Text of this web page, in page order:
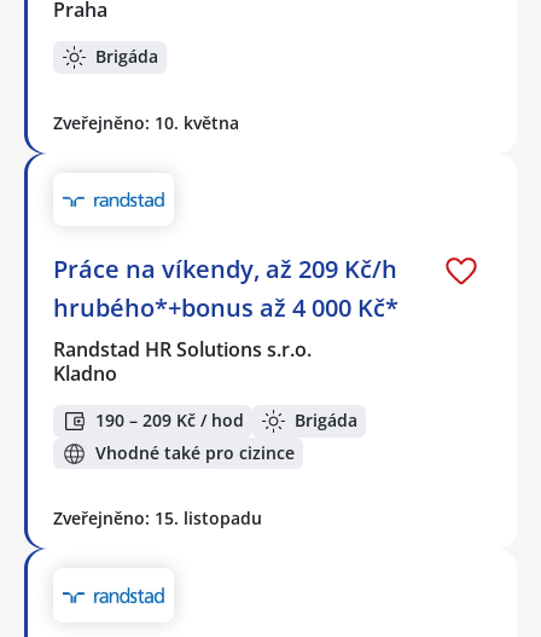
Praha
Brigáda
Zveřejněno: 10. května
Práce na víkendy, až 209 Kč/h
hrubého*+bonus až 4 000 Kč*
Randstad HR Solutions s.r.o.
Kladno
190 – 209 Kč / hod
Brigáda
Vhodné také pro cizince
Zveřejněno: 15. listopadu